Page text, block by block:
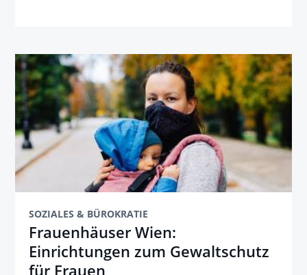
SOZIALES & BÜROKRATIE
Frauenhäuser Wien:
Einrichtungen zum Gewaltschutz
für Frauen